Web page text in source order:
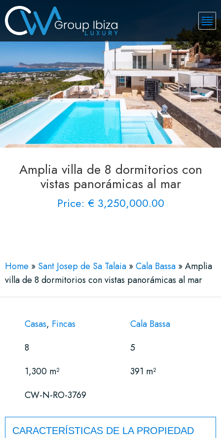
Amplia villa de 8 dormitorios con
vistas panorámicas al mar
Price: € 3,250,000.00
Home » Sant Josep de Sa Talaia »Cala Bassa »Amplia
villa de 8 dormitorios con vistas panorámicas al mar
Casas, Fincas
Cala Bassa
8
5
1,300 m²
391 m²
CW-N-RO-3769
CARACTERÍSTICAS DE LA PROPIEDAD